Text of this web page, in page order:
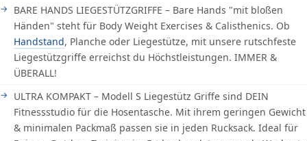
BARE HANDS LIEGESTÜTZGRIFFE – Bare Hands "mit bloßen
Händen" steht für Body Weight Exercises & Calisthenics. Ob
Handstand, Planche oder Liegestütze, mit unsere rutschfeste
Liegestützgriffe erreichst du Höchstleistungen. IMMER &
ÜBERALL!
ULTRA KOMPAKT – Modell S Liegestütz Griffe sind DEIN
Fitnessstudio für die Hosentasche. Mit ihrem geringen Gewicht
& minimalen Packmaß passen sie in jeden Rucksack. Ideal für